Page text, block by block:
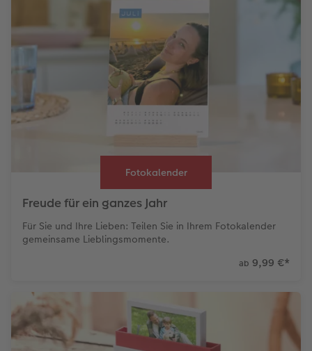
Fotokalender
Freude für ein ganzes Jahr
Für Sie und Ihre Lieben: Teilen Sie in Ihrem Fotokalender
gemeinsame Lieblingsmomente.
ab 9,99 €*